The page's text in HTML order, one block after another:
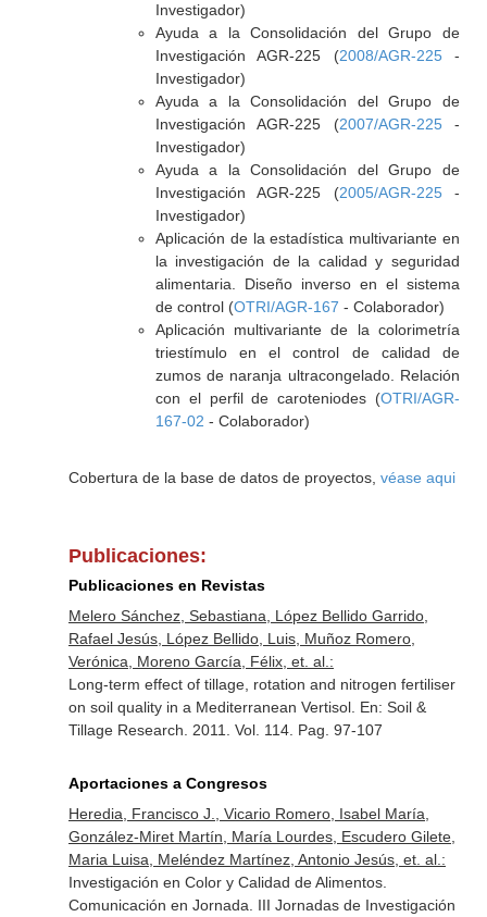
Investigador)
Ayuda a la Consolidación del Grupo de
Investigación AGR-225 (2008/AGR-225-
Investigador)
Ayuda a la Consolidación del Grupo de
Investigación AGR-225 (2007/AGR-225-
Investigador)
Ayuda a la Consolidación del Grupo de
Investigación AGR-225 (2005/AGR-225-
Investigador)
Aplicación de la estadística multivariante en
la investigación de la calidad y seguridad
alimentaria. Diseño inverso en el sistema
de control (OTRI/AGR-167 - Colaborador)
Aplicación multivariante de la colorimetría
triestímulo en el control de calidad de
zumos de naranja ultracongelado. Relación
con el perfil de caroteniodes (OTRI/AGR-
167-02 - Colaborador)
Cobertura de la base de datos de proyectos, véase aqui
Publicaciones:
Publicaciones en Revistas
Melero Sánchez, Sebastiana, López Bellido Garrido,
Rafael Jesús, López Bellido, Luis, Muñoz Romero,
Verónica, Moreno García, Félix, et. al.:
Long-term effect of tillage, rotation and nitrogen fertiliser
on soil quality in a Mediterranean Vertisol. En: Soil &
Tillage Research . 2011. Vol. 114. Pag. 97-107
Aportaciones a Congresos
Heredia, Francisco J., Vicario Romero, Isabel María,
González-Miret Martín, María Lourdes, Escudero Gilete,
Maria Luisa, Meléndez Martínez, Antonio Jesús, et. al.:
Investigación en Color y Calidad de Alimentos.
Comunicación en Jornada. III Jornadas de Investigación